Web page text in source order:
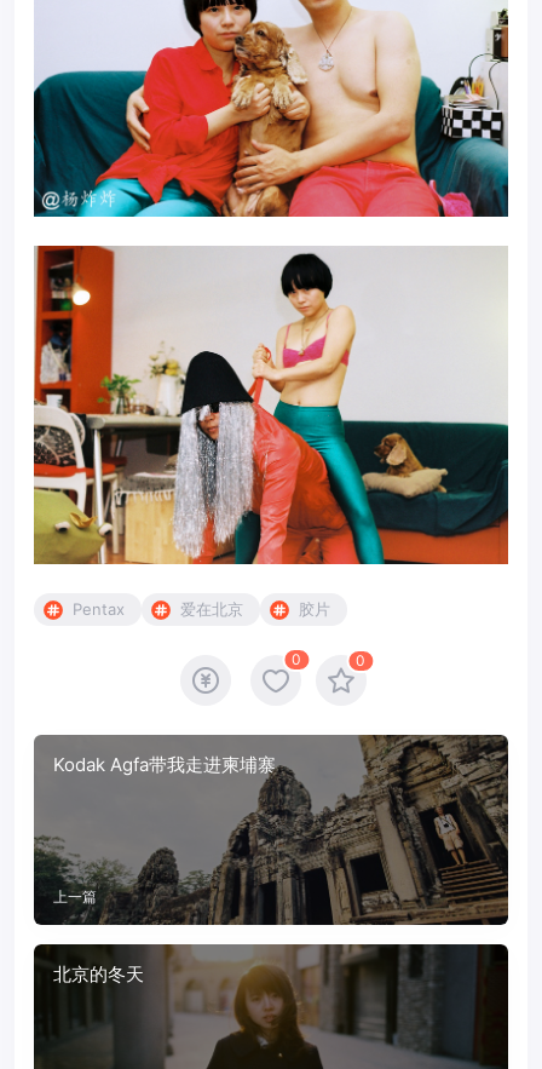
Pentax 爱在北京 胶片
0 0
Kodak Agfa带我走进柬埔寨
上一篇
北京的冬天